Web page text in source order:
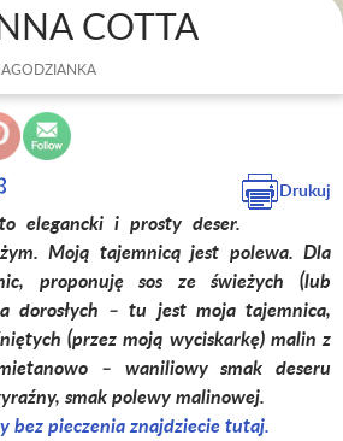
COTTA
Drukuj
elegancki i prosty deser.
Moją tajemnicą jest polewa. Dla
proponuję sos ze świeżych (lub
dorosłych – tu jest moja tajemnica,
(przez moją wyciskarkę) malin z
– waniliowy smak deseru
smak polewy malinowej.
bez pieczenia znajdziecie tutaj.